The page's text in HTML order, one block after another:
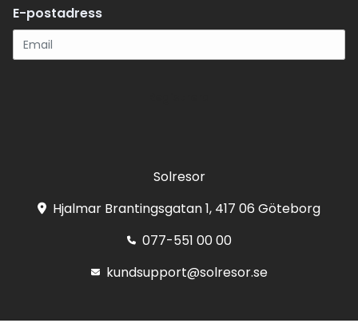
E-postadress
Solresor
Hjalmar Brantingsgatan 1, 417 06 Göteborg
077-551 00 00
kundsupport@solresor.se